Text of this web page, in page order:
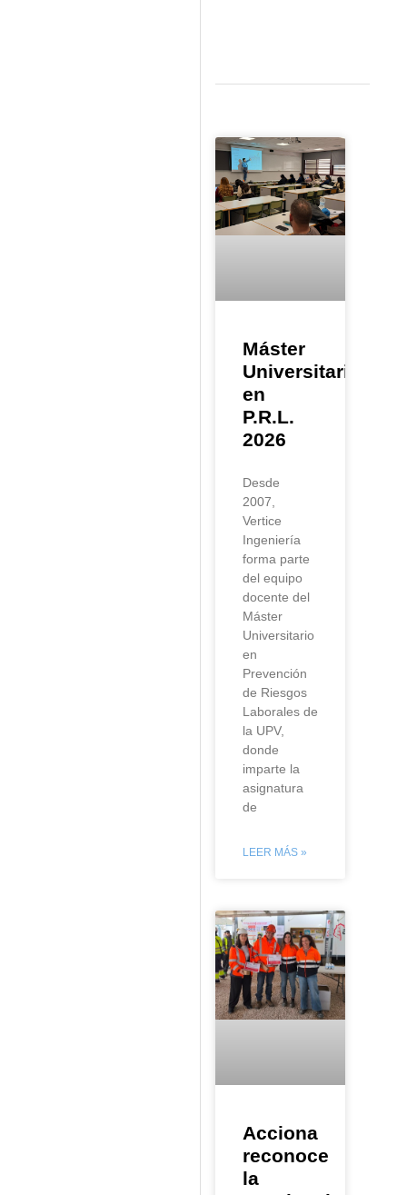
Máster
Universitario
en
P.R.L.
2026
Desde
2007,
Vertice
Ingeniería
forma parte
del equipo
docente del
Máster
Universitario
en
Prevención
de Riesgos
Laborales de
la UPV,
donde
imparte la
asignatura
de
LEER MÁS »
Acciona
reconoce
la